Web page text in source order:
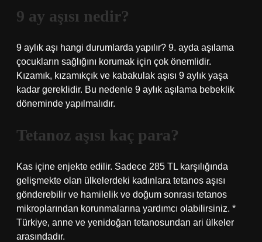
9 ay aşısı nedir?
9 aylık aşı hangi durumlarda yapılır? 9. ayda aşılama
çocukların sağlığını korumak için çok önemlidir.
Kızamık, kızamıkçık ve kabakulak aşısı 9 aylık yaşa
kadar gereklidir. Bu nedenle 9 aylık aşılama bebeklik
döneminde yapılmalıdır.
Tetanoz aşısı kaç para?
Kas içine enjekte edilir. Sadece 285 TL karşılığında
gelişmekte olan ülkelerdeki kadınlara tetanos aşısı
gönderebilir ve hamilelik ve doğum sonrası tetanos
mikroplarından korunmalarına yardımcı olabilirsiniz. *
Türkiye, anne ve yenidoğan tetanosundan ari ülkeler
arasındadır.